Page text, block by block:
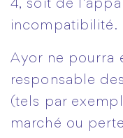
4, soit de
incompatibilité.
Ayor ne pourra
responsable
(tels par
marché ou